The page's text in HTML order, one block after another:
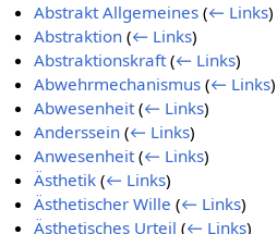
Abstrakt Allgemeines (← Links)
Abstraktion (← Links)
Abstraktionskraft (← Links)
Abwehrmechanismus (← Links)
Abwesenheit (← Links)
Anderssein (← Links)
Anwesenheit (← Links)
Ästhetik (← Links)
Ästhetischer Wille (← Links)
Ästhetisches Urteil (← Links)